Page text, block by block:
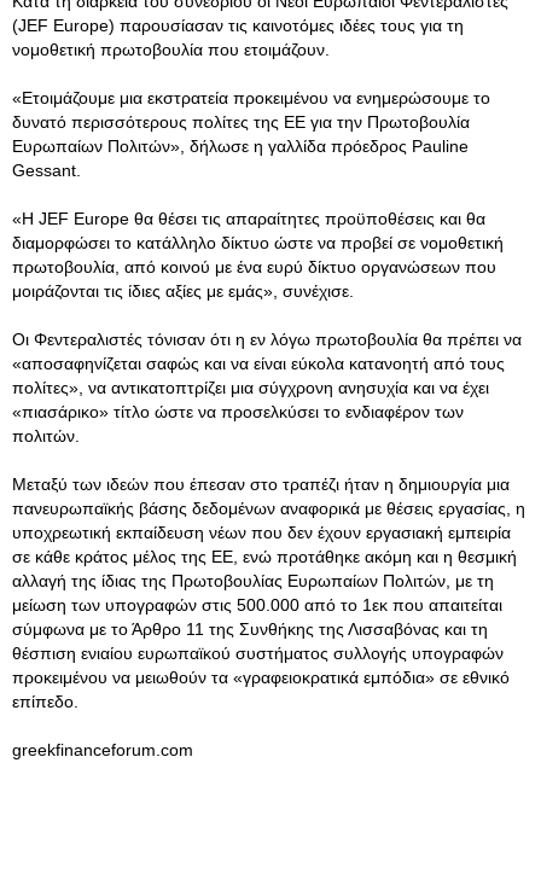
(JEF Europe) παρουσίασαν τις καινοτόμες ιδέες τους για τη
νομοθετική πρωτοβουλία που ετοιμάζουν.
«Ετοιμάζουμε μια εκστρατεία προκειμένου να ενημερώσουμε το
δυνατό περισσότερους πολίτες της ΕΕ για την Πρωτοβουλία
Ευρωπαίων Πολιτών», δήλωσε η γαλλίδα πρόεδρος Pauline
Gessant.
«Η JEF Europe θα θέσει τις απαραίτητες προϋποθέσεις και θα
διαμορφώσει το κατάλληλο δίκτυο ώστε να προβεί σε νομοθετική
πρωτοβουλία, από κοινού με ένα ευρύ δίκτυο οργανώσεων που
μοιράζονται τις ίδιες αξίες με εμάς», συνέχισε.
Οι Φεντεραλιστές τόνισαν ότι η εν λόγω πρωτοβουλία θα πρέπει να
«αποσαφηνίζεται σαφώς και να είναι εύκολα κατανοητή από τους
πολίτες», να αντικατοπτρίζει μια σύγχρονη ανησυχία και να έχει
«πιασάρικο» τίτλο ώστε να προσελκύσει το ενδιαφέρον των
πολιτών.
Μεταξύ των ιδεών που έπεσαν στο τραπέζι ήταν η δημιουργία μια
πανευρωπαϊκής βάσης δεδομένων αναφορικά με θέσεις εργασίας, η
υποχρεωτική εκπαίδευση νέων που δεν έχουν εργασιακή εμπειρία
σε κάθε κράτος μέλος της ΕΕ, ενώ προτάθηκε ακόμη και η θεσμική
αλλαγή της ίδιας της Πρωτοβουλίας Ευρωπαίων Πολιτών, με τη
μείωση των υπογραφών στις 500.000 από το 1εκ που απαιτείται
σύμφωνα με το Άρθρο 11 της Συνθήκης της Λισσαβόνας και τη
θέσπιση ενιαίου ευρωπαϊκού συστήματος συλλογής υπογραφών
προκειμένου να μειωθούν τα «γραφειοκρατικά εμπόδια» σε εθνικό
επίπεδο.
greekfinanceforum.com